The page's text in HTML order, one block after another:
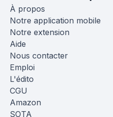
À propos
Notre application mobile
Notre extension
Aide
Nous contacter
Emploi
L'édito
CGU
Amazon
SOTA